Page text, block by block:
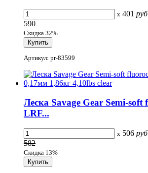
x 401 руб
590
Скидка 32%
Артикул: pr-83599
Леска Savage Gear Semi-
LRF...
x 506 руб
582
Скидка 13%